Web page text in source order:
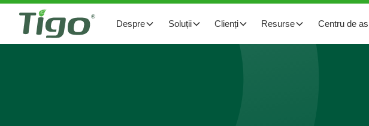
Despre Soluții Clienți Resurse Centru de